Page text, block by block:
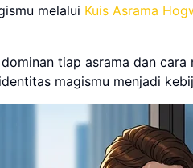
melalui Kuis Asrama
tiap asrama dan cara
magismu menjadi